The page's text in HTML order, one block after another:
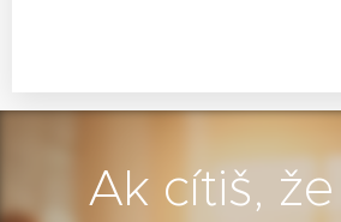
Ak cítiš,